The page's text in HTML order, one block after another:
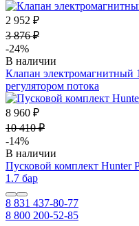
2 952 ₽
3 876 ₽
-24%
В наличии
Клапан
регулятором потока
8 960 ₽
10 410 ₽
-14%
В наличии
Пусковой комплект Hunter
1.7 бар
8 831 437-80-77
8 800 200-52-85